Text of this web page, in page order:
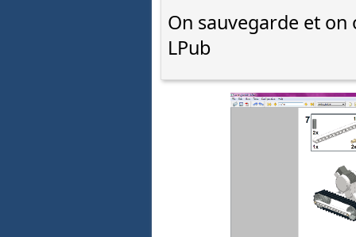
On sauvegarde et
LPub